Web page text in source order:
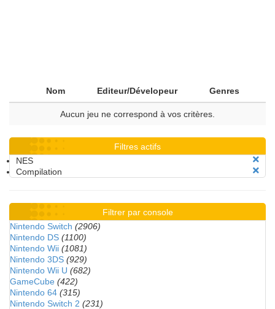
Nom Editeur/Dévelopeur Genres
Aucun jeu ne correspond à vos critères.
Filtres actifs
NES
Compilation
Filtrer par console
Nintendo Switch (2906)
Nintendo DS (1100)
Nintendo Wii (1081)
Nintendo 3DS (929)
Nintendo Wii U (682)
GameCube (422)
Nintendo 64 (315)
Nintendo Switch 2 (231)